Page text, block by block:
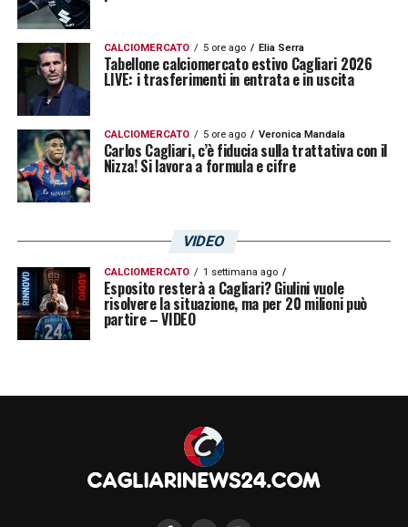
CALCIOMERCATO 5 ore ago Elia Serra
Tabellone calciomercato estivo Cagliari 2026
LIVE: i trasferimenti in entrata e in uscita
CALCIOMERCATO 5 ore ago Veronica Mandala
Carlos Cagliari, c’è fiducia sulla trattativa con il
Nizza! Si lavora a formula e cifre
VIDEO
CALCIOMERCATO 1 settimana ago
Esposito resterà a Cagliari? Giulini vuole
risolvere la situazione, ma per 20 milioni può
partire – VIDEO